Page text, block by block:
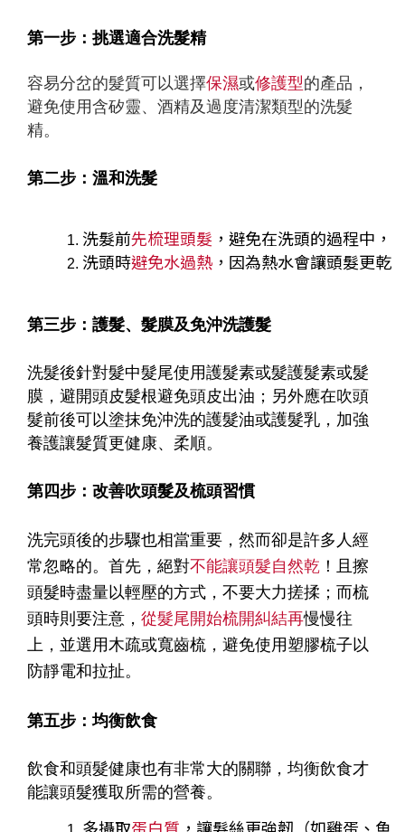
第一步：挑選適合洗髮精
容易分岔的髮質可以選擇保濕或修護型的產品，
避免使用含矽靈、酒精及過度清潔類型的洗髮
精。
第二步：溫和洗髮
洗髮前先梳理頭髮 ，避免在洗頭的過程中，
洗頭時避免水過熱 ，因為熱水會讓頭髮更乾
第三步：護髮、髮膜及免沖洗護髮
洗髮後針對髮中髮尾使用護髮素或髮護髮素或髮
膜，避開頭皮髮根避免頭皮出油；另外應在吹頭
髮前後可以塗抹免沖洗的護髮油或護髮乳，加強
養護讓髮質更健康、柔順。
第四步：改善吹頭髮及梳頭習慣
洗完頭後的步驟也相當重要，然而卻是許多人經
常忽略的。首先，絕對不能讓頭髮自然乾 ！且擦
頭髮時盡量以輕壓的方式，不要大力搓揉；而梳
頭時則要注意， 從髮尾開始梳開糾結再慢慢往
上，並選用木疏或寬齒梳，避免使用塑膠梳子以
防靜電和拉扯。
第五步：均衡飲食
飲食和頭髮健康也有非常大的關聯，均衡飲食才
能讓頭髮獲取所需的營養。